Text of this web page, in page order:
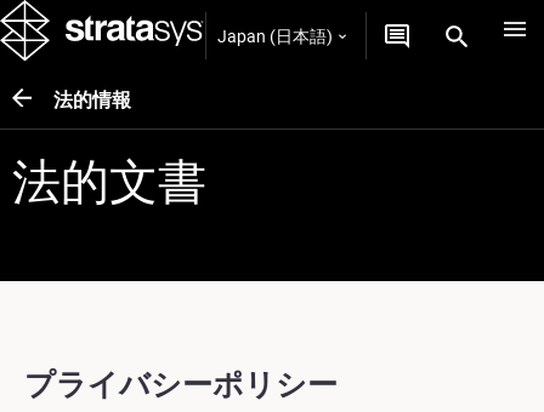
Japan (日本語)
法的情報
法的文書
プライバシーポリシー